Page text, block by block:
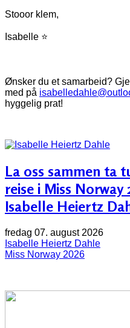
Stooor klem,
Isabelle ⭐
Ønsker du et samarbeid?
med på
hyggelig prat!
La oss sammen ta
reise i Miss Norway
Isabelle Heiertz
fredag 07. august 2026
Isabelle Heiertz Dahle
Miss Norway 2026